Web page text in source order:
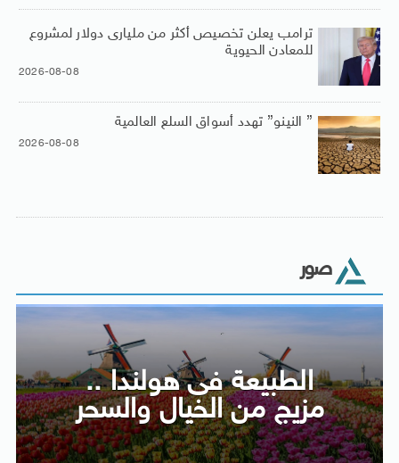
ترامب يعلن تخصيص أكثر من مليارى دولار لمشروع
للمعادن الحيوية
2026-08-08
” النينو” تهدد أسواق السلع العالمية
2026-08-08
صور
الطبيعة فى هولندا ..
مزيج من الخيال والسحر